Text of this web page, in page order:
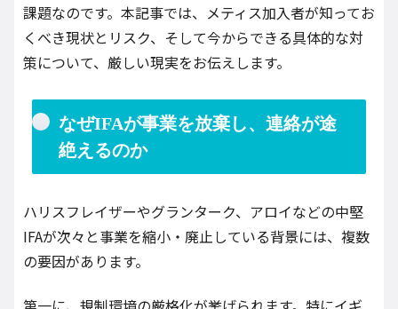
課題なのです。本記事では、メティス加入者が知ってお
くべき現状とリスク、そして今からできる具体的な対
策について、厳しい現実をお伝えします。
なぜIFAが事業を放棄し、連絡が途
絶えるのか
ハリスフレイザーやグランターク、アロイなどの中堅
IFAが次々と事業を縮小・廃止している背景には、複数
の要因があります。